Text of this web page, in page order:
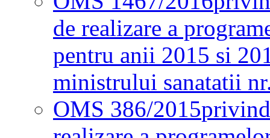
de realizare a
pentru anii 2015 si
ministrului sanatatii
OMS 386/2015